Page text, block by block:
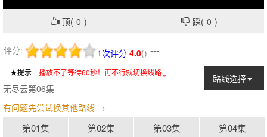
顶( 0 ) 踩( 0 )
评分: 4.0(
1次评分 ) ---
★提示 播放不了等待60秒！再不行就切换线路↓
路线选择
无尽云第06集
有问题先尝试换其他路线 →
第01集 第02集 第03集
第04集